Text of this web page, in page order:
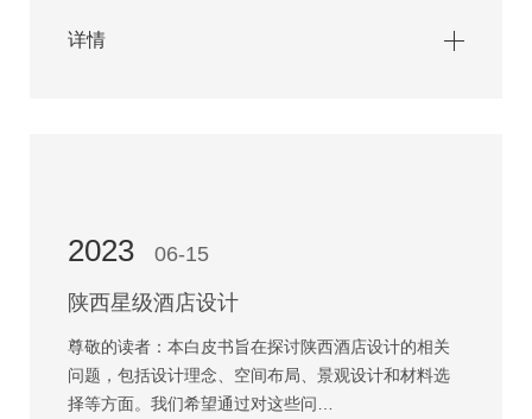
详情
2023 06-15
陕西星级酒店设计
尊敬的读者：本白皮书旨在探讨陕西酒店设计的相关
问题，包括设计理念、空间布局、景观设计和材料选
择等方面。我们希望通过对这些问…